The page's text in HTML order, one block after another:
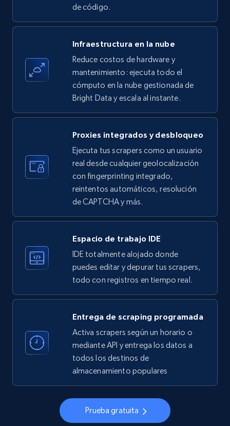
Amazon products - find products by using
Title, Seller name, Brand, Description, Initial
price, Currency, Availability, Reviews count, and
more.
5.7K+ Prueba gratuita
LinkedIn company information
ID, Name, Country code, Locations, Followers,
Employees in linkedin, About, Specialties, and
33.5K+ 3.5K+ Prueba gratuita
Instagram - Profiles
Account, Fbid, ID, Followers, Posts count, Is
business account, Is professional account, Is
22.2K+ 3.4K+ Prueba gratuita
Instagram - Profiles - Collect profile
information by user name
Account, Fbid, ID, Followers, Posts count, Is
business account, Is professional account, Is
de código.
Infraestructura en la nube
Reduce costos de hardware y
mantenimiento: ejecuta todo el
cómputo en la nube gestionada de
Bright Data y escala al instante.
Proxies integrados y desbloqueo
Ejecuta tus scrapers como un usuario
real desde cualquier geolocalización
con fingerprinting integrado,
reintentos automáticos, resolución
de CAPTCHA y más.
Espacio de trabajo IDE
IDE totalmente alojado donde
puedes editar y depurar tus scrapers,
todo con registros en tiempo real.
Entrega de scraping programada
Activa scrapers según un horario o
mediante API y entrega los datos a
todos los destinos de
almacenamiento populares
Prueba gratuita